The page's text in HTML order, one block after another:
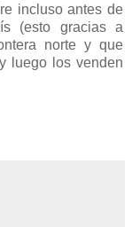
incluso antes de
(esto gracias a
norte y que
luego los venden